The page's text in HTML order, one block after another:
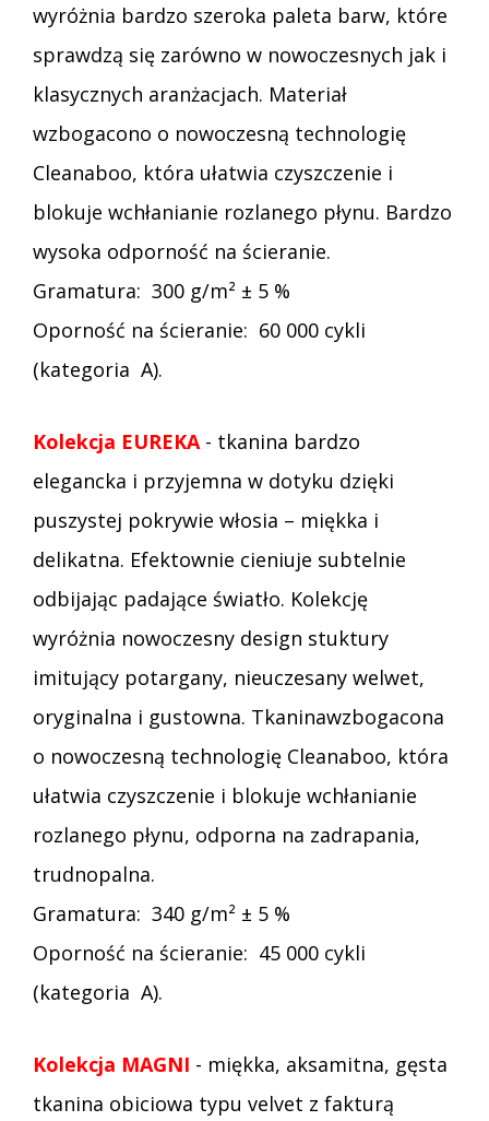
wyróżnia bardzo szeroka paleta barw, które
sprawdzą się zarówno w nowoczesnych jak i
klasycznych aranżacjach. Materiał
wzbogacono o nowoczesną technologię
Cleanaboo, która ułatwia czyszczenie i
blokuje wchłanianie rozlanego płynu. Bardzo
wysoka odporność na ścieranie.
Gramatura: 300 g/m² ± 5 %
Oporność na ścieranie: 60 000 cykli
(kategoria A).
Kolekcja EUREKA - tkanina bardzo
elegancka i przyjemna w dotyku dzięki
puszystej pokrywie włosia – miękka i
delikatna. Efektownie cieniuje subtelnie
odbijając padające światło. Kolekcję
wyróżnia nowoczesny design stuktury
imitujący potargany, nieuczesany welwet,
oryginalna i gustowna. Tkaninawzbogacona
o nowoczesną technologię Cleanaboo, która
ułatwia czyszczenie i blokuje wchłanianie
rozlanego płynu, odporna na zadrapania,
trudnopalna.
Gramatura: 340 g/m² ± 5 %
Oporność na ścieranie: 45 000 cykli
(kategoria A).
Kolekcja MAGNI - miękka, aksamitna, gęsta
tkanina obiciowa typu velvet z fakturą